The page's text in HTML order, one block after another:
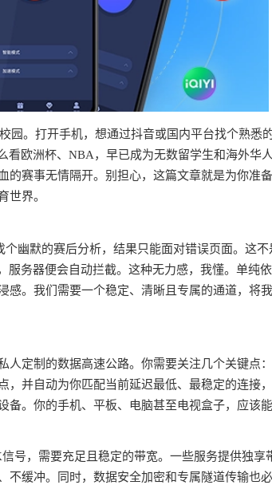
园。打开手机，想通过抖音或国内平台找个熟悉
看欧洲杯、NBA，早已成为无数留学生和海外华
的赛事无情隔开。别担心，这篇文章就是为你准
世界。
幽默的赛后分析，结果只能面对错误页面。这不
服务器便会自动拦截。这种无力感，我懂。单纯
感。我们需要一个稳定、清晰且专属的通道，将
人定制的数据高速公路。你需要关注几个关键点
，并自动为你匹配当前延迟最低、最稳定的连接
备。你的手机、平板、电脑甚至电视盒子，应该
号，需要充足且稳定的带宽。一些服务提供独享
不缓冲。同时，数据安全加密和专属隧道传输也